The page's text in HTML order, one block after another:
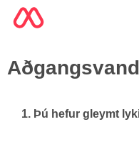
1. Þú hefur gleymt